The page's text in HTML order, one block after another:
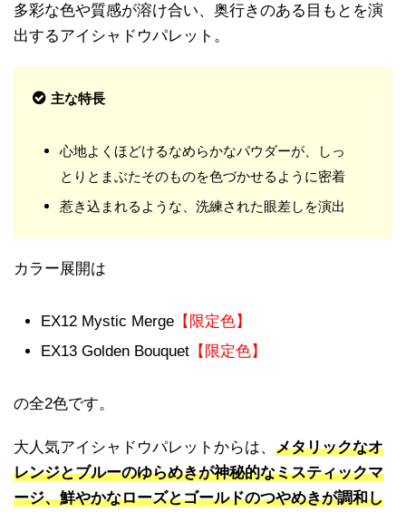
多彩な色や質感が溶け合い、奥行きのある目もとを演
出するアイシャドウパレット。
主な特長
心地よくほどけるなめらかなパウダーが、しっ
とりとまぶたそのものを色づかせるように密着
惹き込まれるような、洗練された眼差しを演出
カラー展開は
EX12 Mystic Merge 【限定色】
EX13 Golden Bouquet 【限定色】
の全2色です。
大人気アイシャドウパレットからは、 メタリックなオ
レンジとブルーのゆらめきが神秘的なミスティックマ
ージ、鮮やかなローズとゴールドのつやめきが調和し